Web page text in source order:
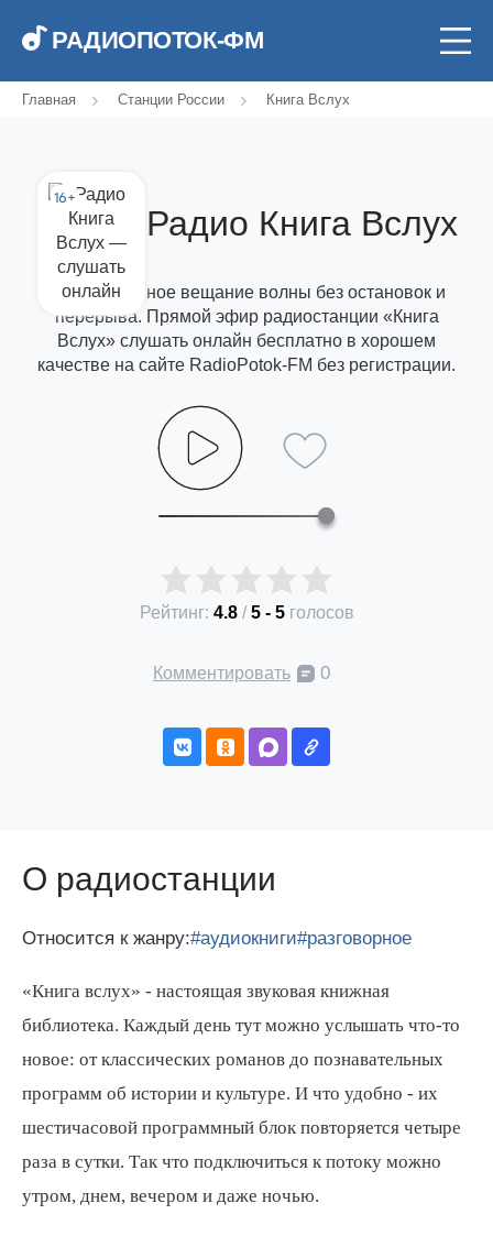
РАДИОПОТОК-ФМ
Главная Станции России Книга Вслух
16+
Радио Книга Вслух
Круглосуточное вещание волны без остановок и
перерыва. Прямой эфир радиостанции «Книга
Вслух» слушать онлайн бесплатно в хорошем
качестве на сайте RadioPotok-FM без регистрации.
Рейтинг: 4.8/5 - 5голосов
Комментировать 0
О радиостанции
Относится к жанру:#аудиокниги#разговорное
«Книга вслух» - настоящая звуковая книжная
библиотека. Каждый день тут можно услышать что-то
новое: от классических романов до познавательных
программ об истории и культуре. И что удобно - их
шестичасовой программный блок повторяется четыре
раза в сутки. Так что подключиться к потоку можно
утром, днем, вечером и даже ночью.